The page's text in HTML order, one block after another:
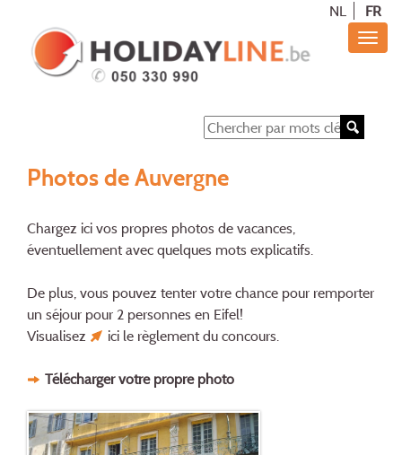
NL FR
Photos de Auvergne
Chargez ici vos propres photos de vacances,
éventuellement avec quelques mots explicatifs.
De plus, vous pouvez tenter votre chance pour remporter
un séjour pour 2 personnes en Eifel!
Visualisez
ici le règlement du concours.
Télécharger votre propre photo